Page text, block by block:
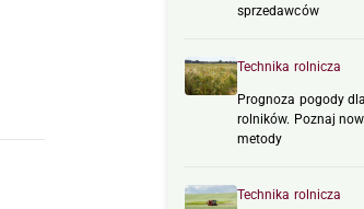
sprzedawców
Technika rolnicza
Prognoza pogody dla
rolników. Poznaj
metody
Technika rolnicza